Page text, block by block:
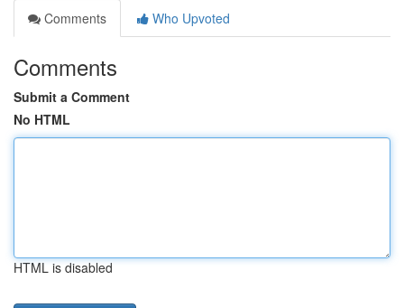
Comments
Who Upvoted
Comments
Submit a Comment
No HTML
HTML is disabled